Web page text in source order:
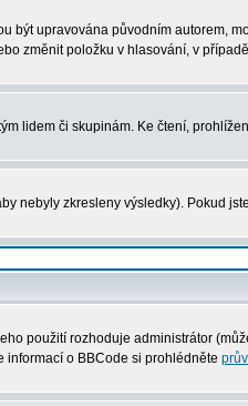
být upravována původním autorem,
změnit položku v hlasování, v
lidem či skupinám. Ke čtení,
nebyly zkresleny výsledky). Pokud
použití rozhoduje administrátor
informací o BBCode si prohlédněte